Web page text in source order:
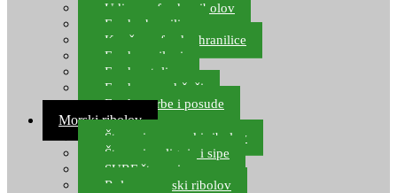
Udice za feeder ribolov
Feeder hranilice
Kopče za feeder hranilice
Feeder najloni
Feeder stolice
Feeder arm držači
Feeder torbe i posude
Morski ribolov
Štapovi za morski ribolov
Štapovi za lignje i sipe
SURF štapovi
Role za morski ribolov